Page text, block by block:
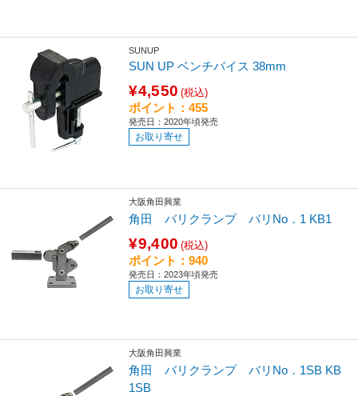
SUNUP
SUN UP ベンチバイス 38mm
¥4,550 (税込)
ポイント：455
発売日：2020年頃発売
お取り寄せ
大阪角田興業
角田 バリクランプ バリNo．1 KB1
¥9,400 (税込)
ポイント：940
発売日：2023年頃発売
お取り寄せ
大阪角田興業
角田 バリクランプ バリNo．1SB KB
1SB